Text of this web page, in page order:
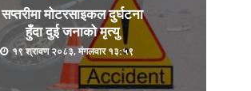
सप्तरीमा मोटरसाइकल दुर्घटना
हुँदा दुई जनाको मृत्यु
१९ श्रावण २०८३, मंगलवार १३:५९